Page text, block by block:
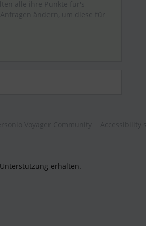
erhalten.